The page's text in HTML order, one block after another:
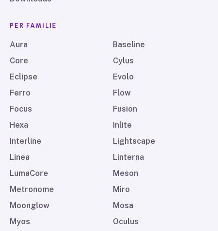
PER FAMILIE
Aura
Baseline
Core
Cylus
Eclipse
Evolo
Ferro
Flow
Focus
Fusion
Hexa
Inlite
Interline
Lightscape
Linea
Linterna
LumaCore
Meson
Metronome
Miro
Moonglow
Mosa
Myos
Oculus